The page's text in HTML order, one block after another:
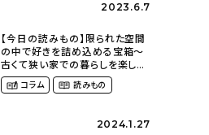
2023.6.7
【今日の読みもの】限られた空間
の中で好きを詰め込める宝箱〜
古くて狭い家での暮らしを楽しむ
（2nyan_and_lifestylesさん）
コラム 読みもの
2024.1.27